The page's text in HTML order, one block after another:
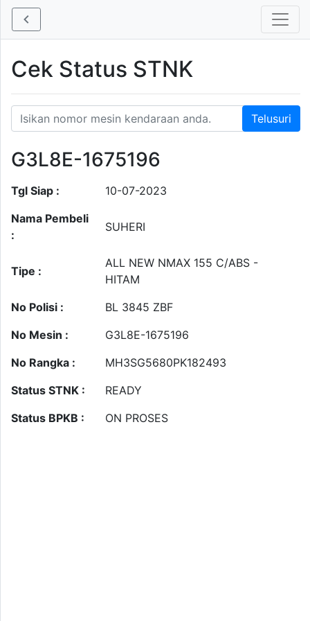
Cek Status STNK
G3L8E-1675196
Tgl Siap :
10-07-2023
Nama Pembeli
:
SUHERI
Tipe :
ALL NEW NMAX 155 C/ABS -
HITAM
No Polisi :
BL 3845 ZBF
No Mesin :
G3L8E-1675196
No Rangka :
MH3SG5680PK182493
Status STNK :
READY
Status BPKB :
ON PROSES